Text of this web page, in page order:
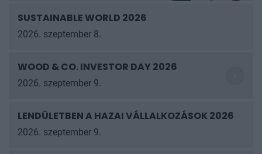
SUSTAINABLE WORLD 2026
2026. szeptember 8.
WOOD & CO. INVESTOR DAY 2026
2026. szeptember 9.
LENDÜLETBEN A HAZAI VÁLLALKOZÁSOK
2026